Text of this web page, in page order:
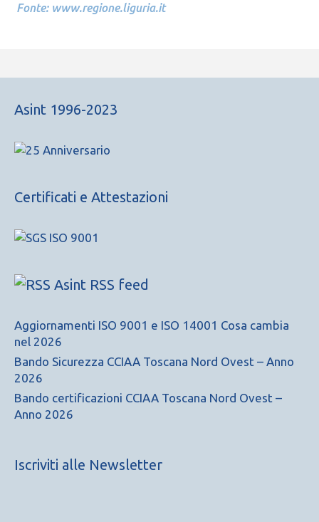
Fonte: www.regione.liguria.it
Asint 1996-2023
Certificati e Attestazioni
Asint RSS feed
Aggiornamenti ISO 9001 e ISO 14001 Cosa cambia
nel 2026
Bando Sicurezza CCIAA Toscana Nord Ovest – Anno
2026
Bando certificazioni CCIAA Toscana Nord Ovest –
Anno 2026
Iscriviti alle Newsletter